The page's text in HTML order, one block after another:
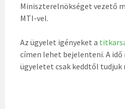
Miniszterelnökséget vezető
MTI-vel.
Az ügyelet igényeket a
címen lehet bejelenteni. A
ügyeletet csak keddtől tudjuk